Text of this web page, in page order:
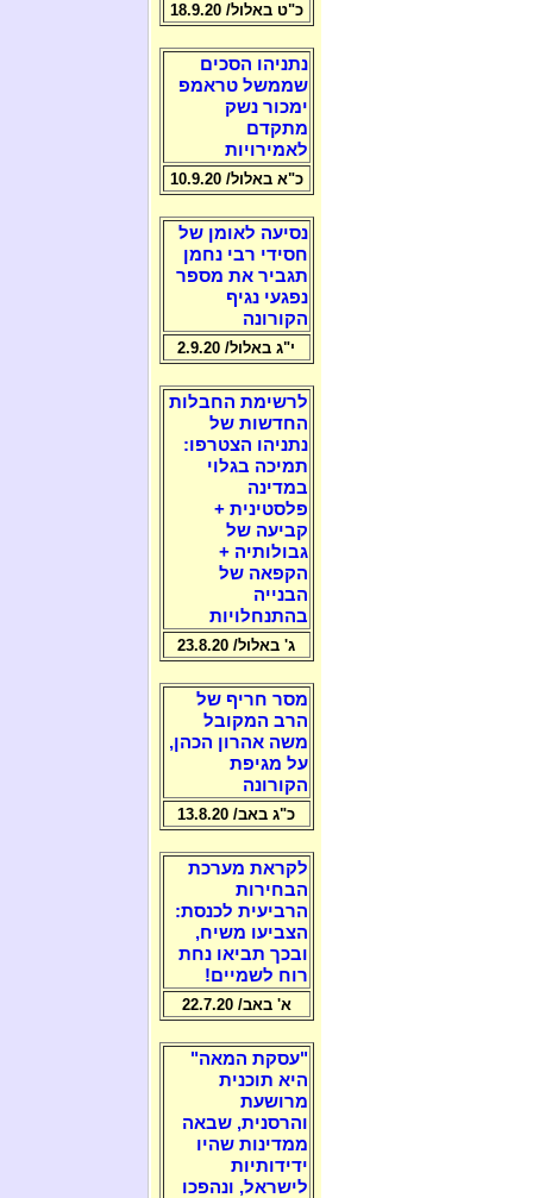
כ"ט באלול/ 18.9.20
נתניהו הסכים
שממשל טראמפ
ימכור נשק
מתקדם
לאמירויות
כ"א באלול/ 10.9.20
נסיעה לאומן של
חסידי רבי נחמן
תגביר את מספר
נפגעי נגיף
הקורונה
י"ג באלול/ 2.9.20
לרשימת החבלות
החדשות של
נתניהו הצטרפו:
תמיכה בגלוי
במדינה
פלסטינית +
קביעה של
גבולותיה +
הקפאה של
הבנייה
בהתנחלויות
ג' באלול/ 23.8.20
מסר חריף של
הרב המקובל
משה אהרון הכהן,
על מגיפת
הקורונה
כ"ג באב/ 13.8.20
לקראת מערכת
הבחירות
הרביעית לכנסת:
הצביעו משיח,
ובכך תביאו נחת
רוח לשמיים!
א' באב/ 22.7.20
"עסקת המאה"
היא תוכנית
מרושעת
והרסנית, שבאה
ממדינות שהיו
ידידותיות
לישראל, ונהפכו